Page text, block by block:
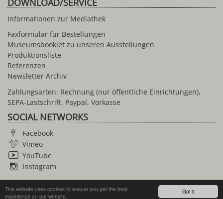
Got it
This website uses cookies to ensure you get the best
experience on our website.
DOWNLOAD/SERVICE
Informationen zur Mediathek
Faxformular für Bestellungen
Museumsbooklet zu unseren Ausstellungen
Produktionsliste
Referenzen
Newsletter Archiv
Zahlungsarten: Rechnung (nur öffentliche Einrichtungen),
SEPA-Lastschrift, Paypal, Vorkasse
SOCIAL NETWORKS
Facebook
Vimeo
YouTube
Instagram
© 2026 Anne Roerkohl dokumentARfilm GmbH